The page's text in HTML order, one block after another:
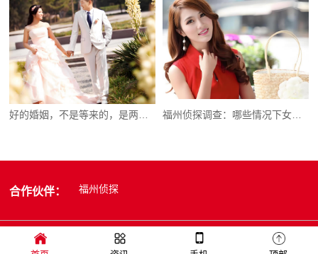
福州侦探调查：哪些情况下女人容易有外遇
合作伙伴： 福州侦探